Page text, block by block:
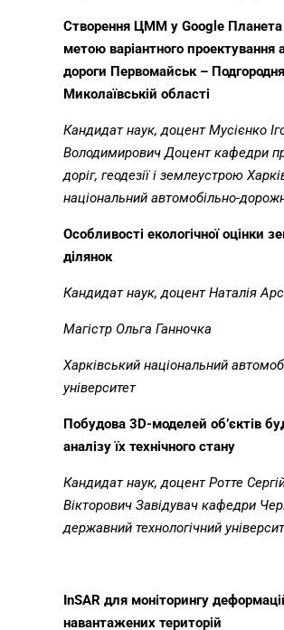
Створення ЦММ у Google
метою варіантного проектування
дороги Первомайськ –
Миколаївській області
Кандидат наук, доцент Мусієнко
ВолодимировичДоцент кафедри
доріг, геодезії і землеустрою
національний автомобільно-
Особливості екологічної оцінки
ділянок
Кандидат наук, доцент Наталія
Магістр Ольга Ганночка
Харківський національний
університет
Побудова 3 D-моделей об’єктів
аналізу їх технічного стану
Кандидат наук, доцент Ротте
Вікторович Завідувач кафедри
державний технологічний
InSAR для моніторингу
навантажених територій